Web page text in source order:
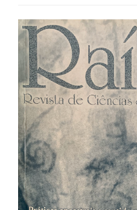
Barra
lateral
de
artigos